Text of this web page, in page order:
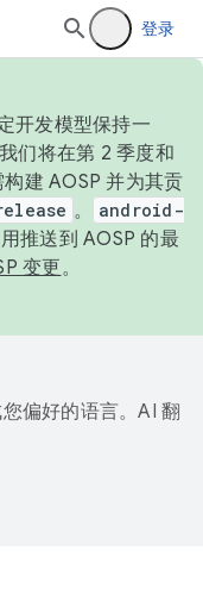
登录
开发模型保持一
们将在第 2 季度和
建 AOSP 并为其贡
。
android-
推送到 AOSP 的最
变更。
偏好的语言。AI 翻